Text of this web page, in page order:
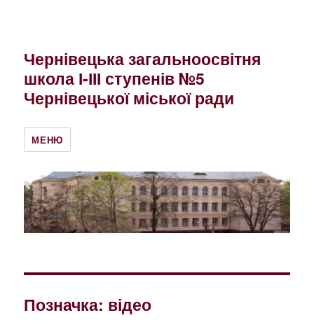
Чернівецька загальноосвітня
школа І-ІІІ ступенів №5
Чернівецької міської ради
МЕНЮ
Позначка: відео